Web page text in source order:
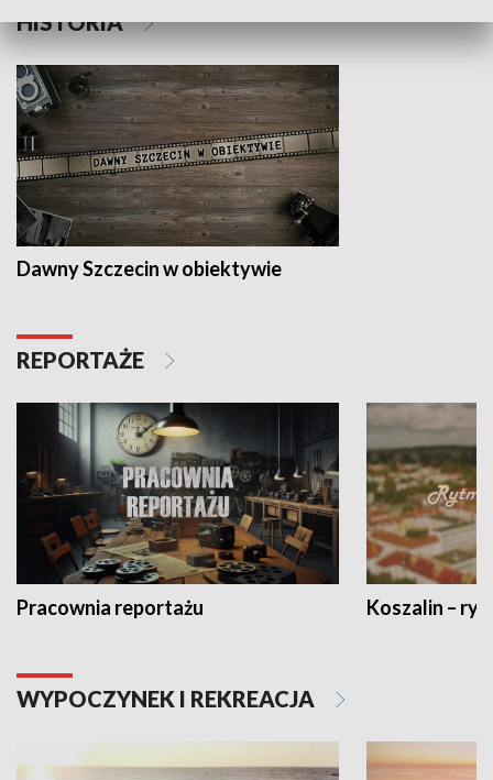
HISTORIA
Dawny Szczecin w obiektywie
REPORTAŻE
Pracownia reportażu Koszalin –
WYPOCZYNEK I REKREACJA